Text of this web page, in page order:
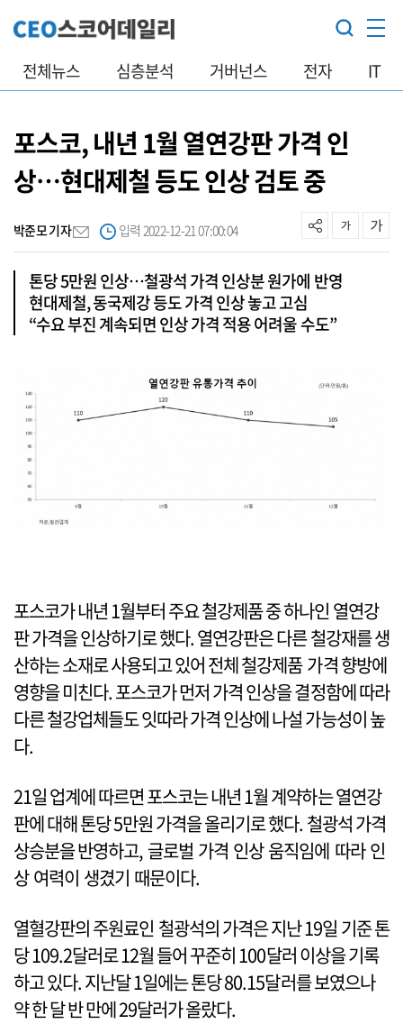
전체뉴스 심층분석 거버넌스 전자 IT
포스코, 내년 1월 열연강판 가격 인
상…현대제철 등도 인상 검토 중
박준모 기자 입력 2022-12-21 07:00:04
톤당 5만원 인상…철광석 가격 인상분 원가에 반영
현대제철, 동국제강 등도 가격 인상 놓고 고심
“수요 부진 계속되면 인상 가격 적용 어려울 수도”
포스코가 내년 1월부터 주요 철강제품 중 하나인 열연강
판 가격을 인상하기로 했다. 열연강판은 다른 철강재를 생
산하는 소재로 사용되고 있어 전체 철강제품 가격 향방에
영향을 미친다. 포스코가 먼저 가격 인상을 결정함에 따라
다른 철강업체들도 잇따라 가격 인상에 나설 가능성이 높
다.
21일 업계에 따르면 포스코는 내년 1월 계약하는 열연강
판에 대해 톤당 5만원 가격을 올리기로 했다. 철광석 가격
상승분을 반영하고, 글로벌 가격 인상 움직임에 따라 인
상 여력이 생겼기 때문이다.
열혈강판의 주원료인 철광석의 가격은 지난 19일 기준 톤
당 109.2달러로 12월 들어 꾸준히 100달러 이상을 기록
하고 있다. 지난달 1일에는 톤당 80.15달러를 보였으나
약 한 달 반 만에 29달러가 올랐다.